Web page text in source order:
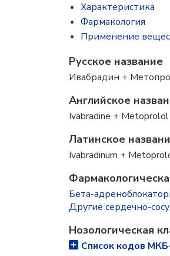
Характеристика
Фармакология
Применение
Русское название
Ивабрадин +
Английское
Ivabradine + Metoprolol
Латинское
Ivabradinum +
Бета-
Другие сердечно-
Нозологическая
Список кодов